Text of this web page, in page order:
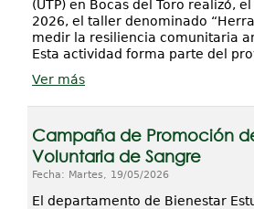
(UTP) en Bocas del Toro realizó,
2026, el taller denominado
medir la resiliencia comunitaria
Esta actividad forma parte del
Ver más
Campaña de Promoción
Voluntaria de Sangre
Fecha: Martes, 19/05/2026
El departamento de Bienestar